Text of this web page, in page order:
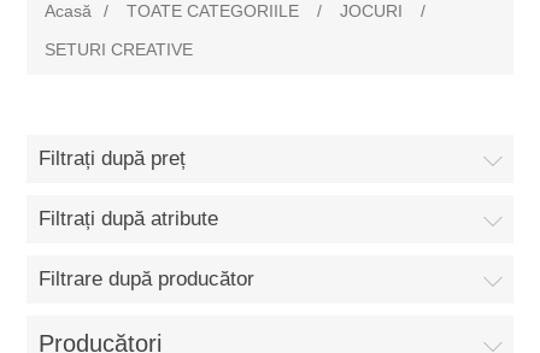
Acasă / TOATE CATEGORIILE / JOCURI
/
SETURI CREATIVE
Filtrați după preț
Filtrați după atribute
Filtrare după producător
Producători